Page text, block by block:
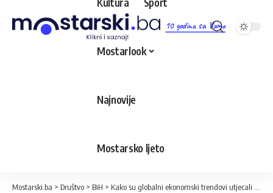
10 godina sa Vama
Mostarlook
Najnovije
Mostarsko ljeto
Mostarski.ba > Društvo > BiH > Kako su globalni ekonomski trendovi utjecali na privredu u BiH: Posla ima, ali nedostaje radnika